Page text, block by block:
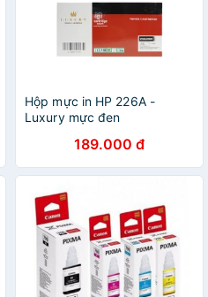
Hộp mực in HP 226A -
Luxury mực đen
189.000 đ